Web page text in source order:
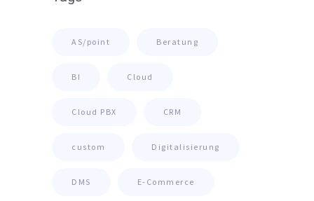
AS/point Beratung
BI Cloud
Cloud PBX CRM
custom Digitalisierung
DMS E-Commerce